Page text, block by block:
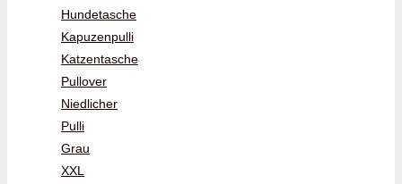
Hundetasche
Kapuzenpulli
Katzentasche
Pullover
Niedlicher
Pulli
Grau
XXL